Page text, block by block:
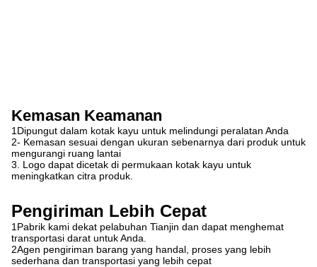
Kemasan Keamanan
1Dipungut dalam kotak kayu untuk melindungi peralatan Anda
2- Kemasan sesuai dengan ukuran sebenarnya dari produk untuk
mengurangi ruang lantai
3. Logo dapat dicetak di permukaan kotak kayu untuk
meningkatkan citra produk.
Pengiriman Lebih Cepat
1Pabrik kami dekat pelabuhan Tianjin dan dapat menghemat
transportasi darat untuk Anda.
2Agen pengiriman barang yang handal, proses yang lebih
sederhana dan transportasi yang lebih cepat